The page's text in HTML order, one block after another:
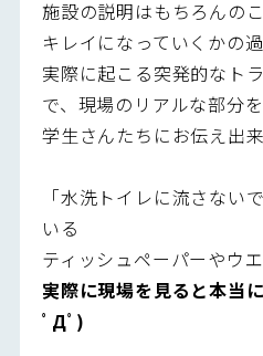
施設の説明はもちろんの
キレイになっていくかの
実際に起こる突発的なト
で、現場のリアルな部分を
学生さんたちにお伝え出
「水洗トイレに流さない
いる
ティッシュペーパーやウ
実際に現場を見ると本当
ﾟДﾟ)